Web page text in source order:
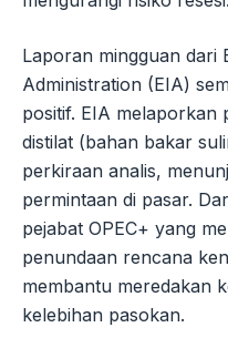
Laporan mingguan dari
Administration (EIA)
positif. EIA melaporkan
distilat (bahan bakar
perkiraan analis,
permintaan di pasar.
pejabat OPEC+ yang
penundaan rencana
membantu meredakan
kelebihan pasokan.